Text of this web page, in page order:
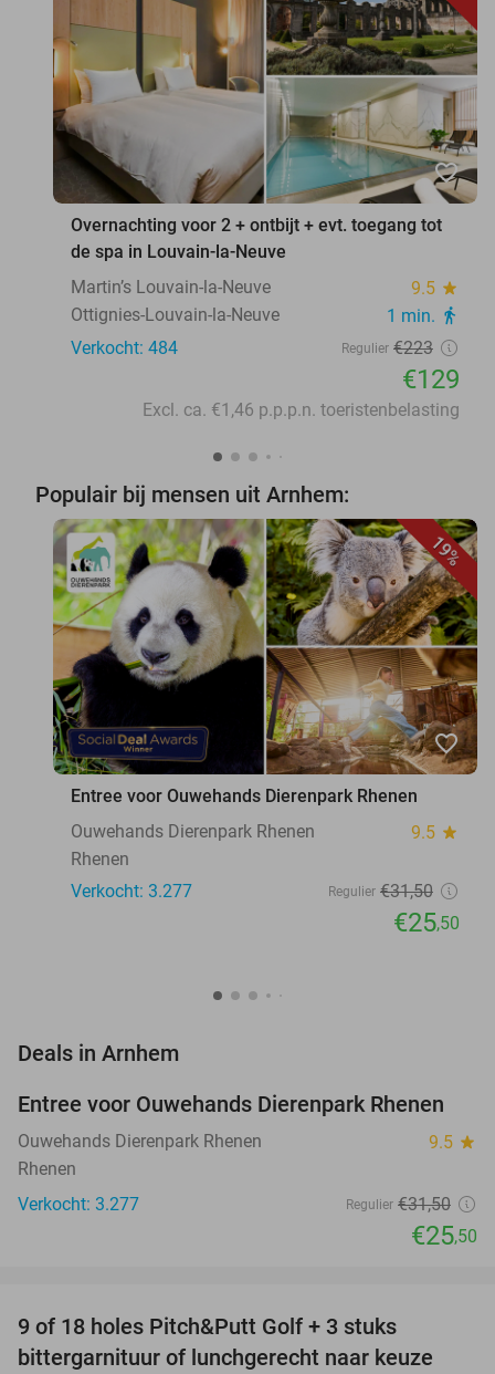
favorite_border
Overnachting voor 2 + ontbijt + evt. toegang tot
de spa in Louvain-la-Neuve
Martin’s Louvain-la-Neuve
9.5 star
Ottignies-Louvain-la-Neuve 1 min. directions_walk
Verkocht: 484 Regulier €223
€129
Excl. ca. €1,46 p.p.p.n. toeristenbelasting
Populair bij mensen uit Arnhem:
19%
favorite_border
Entree voor Ouwehands Dierenpark Rhenen
Ouwehands Dierenpark Rhenen
9.5 star
Rhenen
Verkocht: 3.277
Regulier €31,50
€25,50
Deals in Arnhem
19%
Entree voor Ouwehands Dierenpark Rhenen
Ouwehands Dierenpark Rhenen 9.5 star
Rhenen
Verkocht: 3.277
Regulier €31,50
€25,50
9 of 18 holes Pitch&Putt Golf + 3 stuks
bittergarnituur of lunchgerecht naar keuze